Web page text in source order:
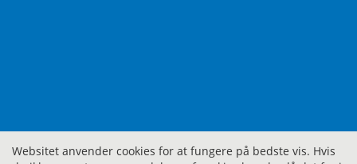
Websitet anvender cookies for at fungere på bedste vis. Hvis